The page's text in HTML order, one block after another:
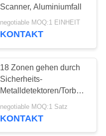
Scanner, Aluminiumfall
negotiable MOQ:1 EINHEIT
KONTAKT
18 Zonen gehen durch
Sicherheits-
Metalldetektoren/Torbogen-
Metalldetektor mit
solider Warnung
negotiable MOQ:1 Satz
KONTAKT